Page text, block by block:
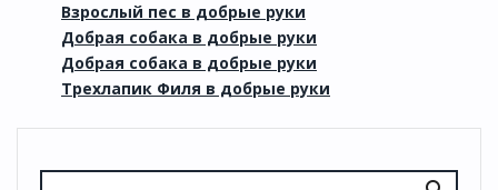
Взрослый пес в добрые руки
Добрая собака в добрые руки
Добрая собака в добрые руки
Трехлапик Филя в добрые руки